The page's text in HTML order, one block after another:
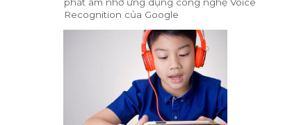
phát âm nhờ ứng dụng công nghệ Voice
Recognition của Google